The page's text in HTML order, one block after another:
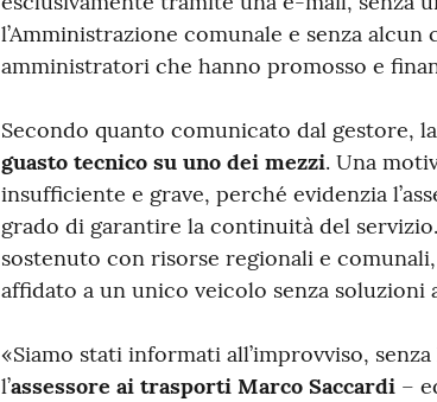
l’Amministrazione comunale e senza
amministratori che hanno promosso e
Secondo quanto comunicato dal gestore,
guasto tecnico su uno dei mezzi. Una
insufficiente e grave, perché evidenzia
grado di garantire la continuità del
sostenuto con risorse regionali e
affidato a un unico veicolo senza soluzioni
«Siamo stati informati all’improvviso,
l’assessore ai trasporti Marco Saccardi–